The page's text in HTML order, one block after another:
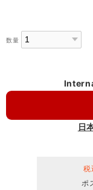
数量
日
税
ポ